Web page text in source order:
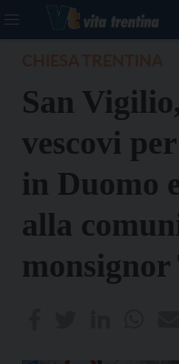
San
vescovi
in Duomo
alla
monsignor